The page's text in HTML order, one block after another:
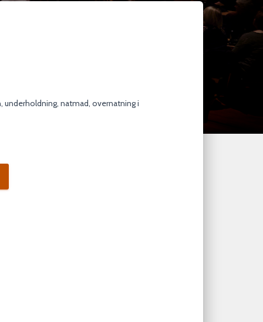
underholdning, natmad, overnatning i